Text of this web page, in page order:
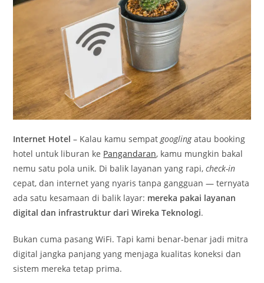
Internet Hotel– Kalau kamu sempatgooglingatau booking
hotel untuk liburan ke Pangandaran, kamu mungkin bakal
nemu satu pola unik. Di balik layanan yang rapi,check-in
cepat, dan internet yang nyaris tanpa gangguan — ternyata
ada satu kesamaan di balik layar: mereka pakai layanan
digital dan infrastruktur dari Wireka Teknologi.
Bukan cuma pasang WiFi. Tapi kami benar-benar jadi mitra
digital jangka panjang yang menjaga kualitas koneksi dan
sistem mereka tetap prima.